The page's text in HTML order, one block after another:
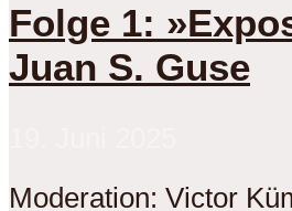
Folge 1:
Juan S. Guse
Moderation: Victor